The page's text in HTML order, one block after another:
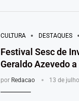
CULTURA DESTAQUES
Festival Sesc de
Geraldo Azevedo
por Redacao 13 de